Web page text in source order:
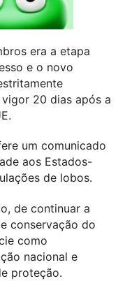
era a etapa
e o novo
20 dias após a
um comunicado
aos Estados-
de lobos.
de continuar a
conservação do
como
nacional e
proteção.